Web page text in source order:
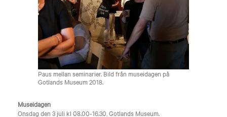
Paus mellan seminarier. Bild från museidagen på
Gotlands Museum 2018.
Museidagen
Onsdag den 3 juli kl 08.00-16.30, Gotlands Museum.